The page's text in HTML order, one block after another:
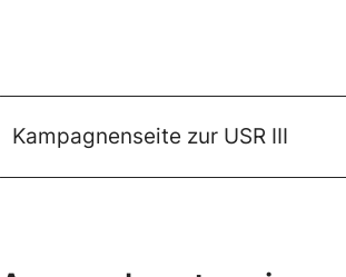
Kampagnenseite zur USR III